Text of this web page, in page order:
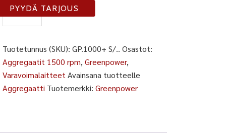
GP1000+
S/..
PYYDÄ TARJOUS
Tuotetunnus (SKU): GP.1000+ S/.. Osastot:
Aggregaatit 1500 rpm, Greenpower,
Varavoimalaitteet Avainsana tuotteelle
Aggregaatti Tuotemerkki: Greenpower